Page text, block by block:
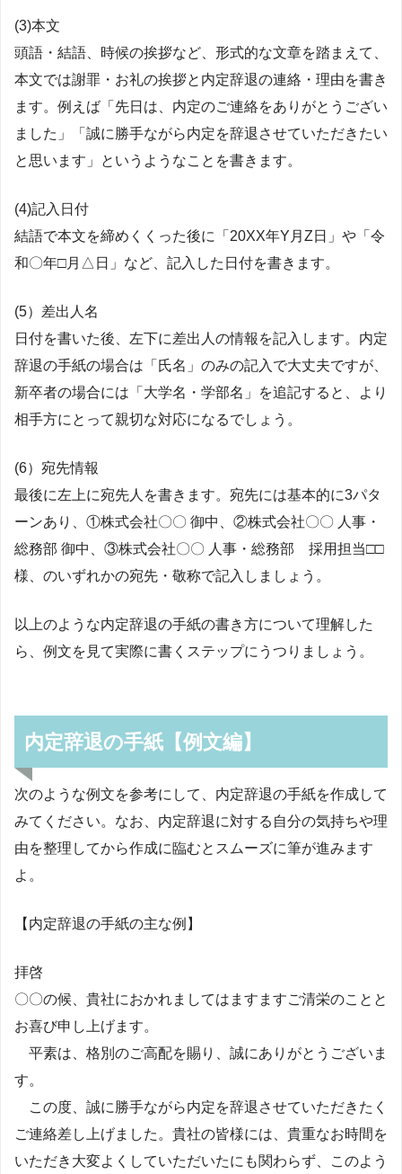
(3)本文
頭語・結語、時候の挨拶など、形式的な文章を踏まえて、
本文では謝罪・お礼の挨拶と内定辞退の連絡・理由を書き
ます。例えば「先日は、内定のご連絡をありがとうござい
ました」「誠に勝手ながら内定を辞退させていただきたい
と思います」というようなことを書きます。
(4)記入日付
結語で本文を締めくくった後に「20XX年Y月Z日」や「令
和〇年□月△日」など、記入した日付を書きます。
(5）差出人名
日付を書いた後、左下に差出人の情報を記入します。内定
辞退の手紙の場合は「氏名」のみの記入で大丈夫ですが、
新卒者の場合には「大学名・学部名」を追記すると、より
相手方にとって親切な対応になるでしょう。
(6）宛先情報
最後に左上に宛先人を書きます。宛先には基本的に3パタ
ーンあり、①株式会社〇〇 御中、②株式会社〇〇 人事・
総務部 御中、③株式会社〇〇 人事・総務部 採用担当□□
様、のいずれかの宛先・敬称で記入しましょう。
以上のような内定辞退の手紙の書き方について理解した
ら、例文を見て実際に書くステップにうつりましょう。
内定辞退の手紙【例文編】
次のような例文を参考にして、内定辞退の手紙を作成して
みてください。なお、内定辞退に対する自分の気持ちや理
由を整理してから作成に臨むとスムーズに筆が進みます
よ。
【内定辞退の手紙の主な例】
拝啓
〇〇の候、貴社におかれましてはますますご清栄のことと
お喜び申し上げます。
平素は、格別のご高配を賜り、誠にありがとうございま
す。
この度、誠に勝手ながら内定を辞退させていただきたく
ご連絡差し上げました。貴社の皆様には、貴重なお時間を
いただき大変よくしていただいたにも関わらず、このよう